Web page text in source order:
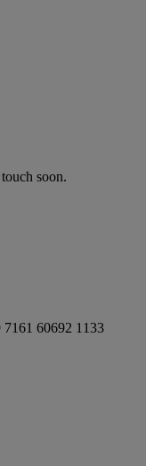
soon.
60692 1133